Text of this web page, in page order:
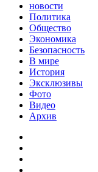
новости
Политика
Общество
Экономика
Безопасность
В мире
История
Эксклюзивы
Фото
Видео
Архив